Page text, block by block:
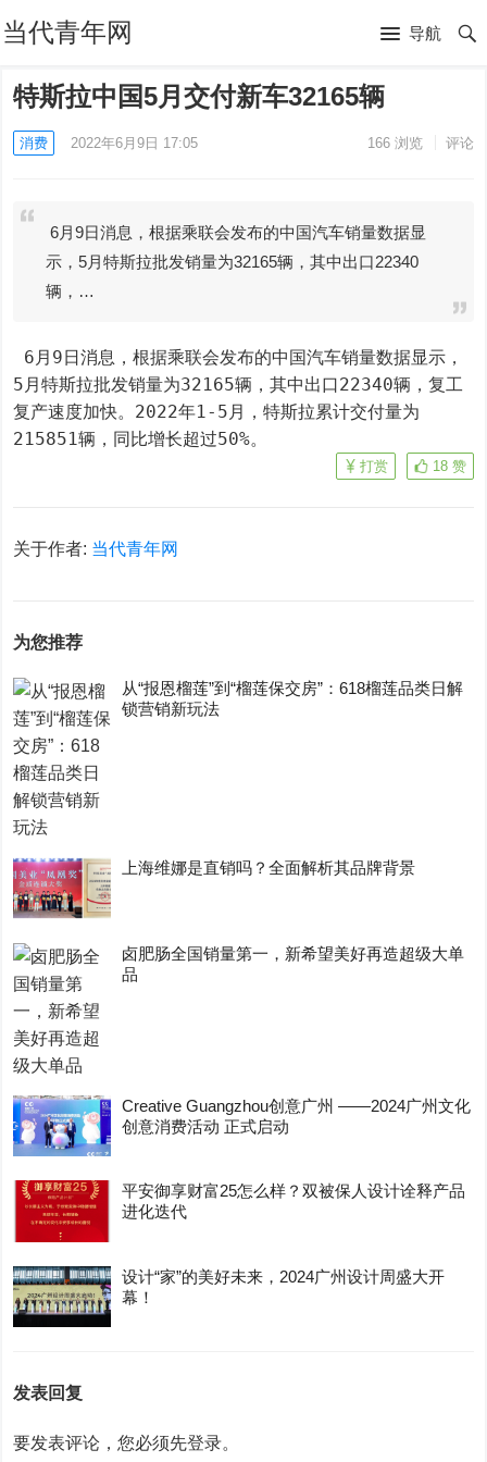
当代青年网 导航
特斯拉中国5月交付新车32165辆
消费 2022年6月9日 17:05 166浏览 评论
6月9日消息，根据乘联会发布的中国汽车销量数据显
示，5月特斯拉批发销量为32165辆，其中出口22340
辆，…
6月9日消息，根据乘联会发布的中国汽车销量数据显示，
5月特斯拉批发销量为32165辆，其中出口22340辆，复工
复产速度加快。2022年1-5月，特斯拉累计交付量为
215851辆，同比增长超过50%。
18 赞
打赏
关于作者: 当代青年网
为您推荐
从“报恩榴莲”到“榴莲保交房”：618榴莲品类日解
锁营销新玩法
上海维娜是直销吗？全面解析其品牌背景
卤肥肠全国销量第一，新希望美好再造超级大单
品
Creative Guangzhou创意广州 ——2024广州文化
创意消费活动 正式启动
平安御享财富25怎么样？双被保人设计诠释产品
进化迭代
设计“家”的美好未来，2024广州设计周盛大开
幕！
发表回复
要发表评论，您必须先登录。